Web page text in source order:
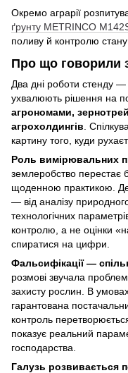
Окремо аграрії
ґрунту METRINCO
поливу й контролю
Про що говорили
Два дні роботи стенду —
ухвалюють рішення на
агрономами,
агрохолдингів .
картину того, куди
Роль вимірювальних
землеробство перестає
щоденною практикою.
— від аналізу
технологічних
контролю, а не оцінки
спиратися на цифри.
Фальсифікації —
розмові звучала
захисту рослин. В
гарантована
контроль
показує реальний
господарства.
Галузь розвивається